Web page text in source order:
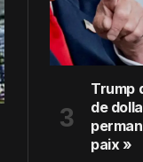
Trump
de
paix »